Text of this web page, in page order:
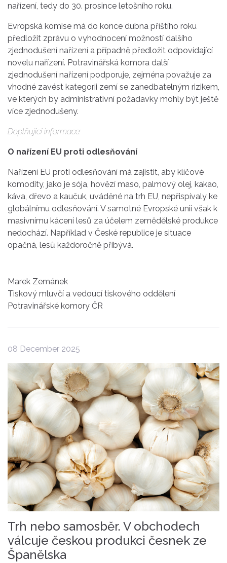
nařízení, tedy do 30. prosince letošního roku.
Evropská komise má do konce dubna příštího roku
předložit zprávu o vyhodnocení možností dalšího
zjednodušení nařízení a případně předložit odpovídající
novelu nařízení. Potravinářská komora další
zjednodušení nařízení podporuje, zejména považuje za
vhodné zavést kategorii zemí se zanedbatelným rizikem,
ve kterých by administrativní požadavky mohly být ještě
více zjednodušeny.
Doplňující informace:
O nařízení EU proti odlesňování
Nařízení EU proti odlesňování má zajistit, aby klíčové
komodity, jako je sója, hovězí maso, palmový olej, kakao,
káva, dřevo a kaučuk, uváděné na trh EU, nepřispívaly ke
globálnímu odlesňování. V samotné Evropské unii však k
masivnímu kácení lesů za účelem zemědělské produkce
nedochází. Například v České republice je situace
opačná, lesů každoročně přibývá.
Marek Zemánek
Tiskový mluvčí a vedoucí tiskového oddělení
Potravinářské komory ČR
08 December 2025
Trh nebo samosběr. V obchodech
válcuje českou produkci česnek ze
Španělska